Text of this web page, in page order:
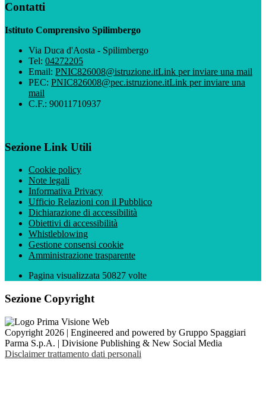
Contatti
Istituto Comprensivo Spilimbergo
Via Duca d'Aosta - Spilimbergo
Tel: 04272205
Email: PNIC826008@istruzione.itLink per inviare una mail
PEC: PNIC826008@pec.istruzione.itLink per inviare una
mail
C.F.: 90011710937
Sezione Link Utili
Cookie policy
Note legali
Informativa Privacy
Ufficio Relazioni con il Pubblico
Dichiarazione di accessibilità
Obiettivi di accessibilità
Whistleblowing
Gestione consensi cookie
Amministrazione trasparente
Pagina visualizzata 50827 volte
Sezione Copyright
Copyright 2026 | Engineered and powered by Gruppo Spaggiari
Parma S.p.A. | Divisione Publishing & New Social Media
Disclaimer trattamento dati personali